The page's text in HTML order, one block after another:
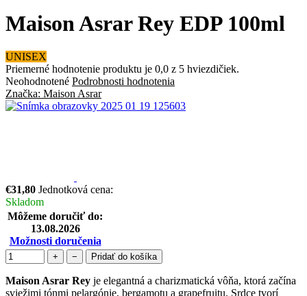
Maison Asrar Rey EDP 100ml
UNISEX
Priemerné hodnotenie produktu je 0,0 z 5 hviezdičiek.
Neohodnotené Podrobnosti hodnotenia
Značka: Maison Asrar
€31,80 Jednotková cena:
Skladom
Môžeme doručiť do:
13.08.2026
Možnosti doručenia
+ − Pridať do košíka
Maison Asrar Rey je elegantná a charizmatická vôňa, ktorá začína
sviežimi tónmi pelargónie, bergamotu a grapefruitu. Srdce tvorí